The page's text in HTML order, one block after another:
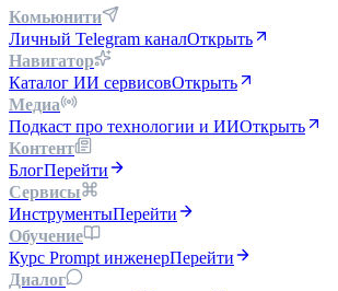
Комьюнити
Личный Telegram каналОткрыть
Навигатор
Каталог ИИ сервисовОткрыть
Медиа
Подкаст про технологии и ИИОткрыть
Контент
БлогПерейти
Сервисы
ИнструментыПерейти
Обучение
Курс Prompt инженерПерейти
Диалог